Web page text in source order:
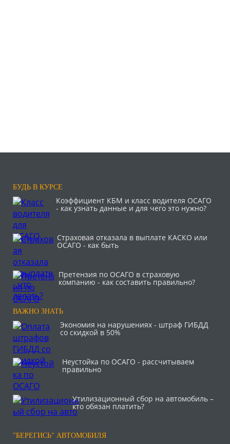
БУДЬ В КУРСЕ
Коэффициент КБМ и класс водителя ОСАГО
- как узнать данные и для чего это нужно?
Страховая отказала в выплате КАСКО или
ОСАГО - как быть
Претензия по ОСАГО в страховую
компанию - как составить правильно?
ВАЖНО ЗНАТЬ
Экономия на нарушениях - штраф ГИБДД
со скидкой в 50%
Неустойка по ОСАГО - рассчитываем
правильно
Утилизационный сбор на автомобиль –
кто обязан платить?
"БЕРЕГИСЬ" АВТОМОБИЛЯ